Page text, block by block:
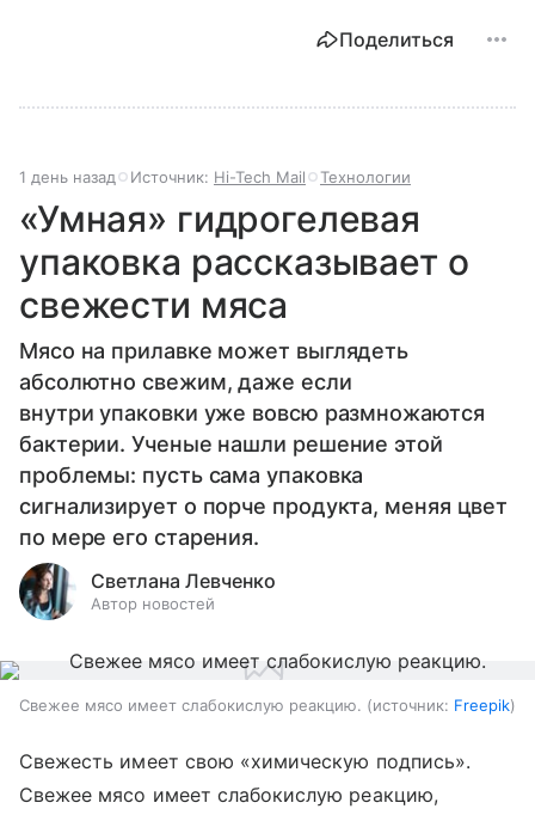
Поделиться
1 день назад Источник: Hi-Tech Mail Технологии
«Умная» гидрогелевая
упаковка рассказывает о
свежести мяса
Мясо на прилавке может выглядеть
абсолютно свежим, даже если
внутри упаковки уже вовсю размножаются
бактерии. Ученые нашли решение этой
проблемы: пусть сама упаковка
сигнализирует о порче продукта, меняя цвет
по мере его старения.
Светлана Левченко
Автор новостей
Свежее мясо имеет слабокислую реакцию. источник: Freepik
Свежесть имеет свою «химическую подпись».
Свежее мясо имеет слабокислую реакцию,